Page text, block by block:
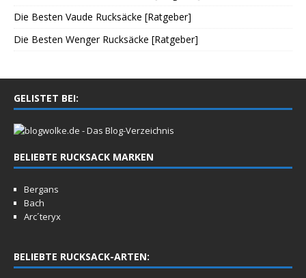
Die Besten Vaude Rucksäcke [Ratgeber]
Die Besten Wenger Rucksäcke [Ratgeber]
GELISTET BEI:
BELIEBTE RUCKSACK MARKEN
Bergans
Bach
Arc´teryx
BELIEBTE RUCKSACK-ARTEN: